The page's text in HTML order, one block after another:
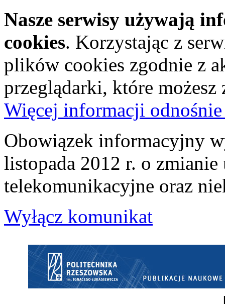
Nasze serwisy używają
cookies. Korzystając z
plików cookies zgodnie z
przeglądarki, które
Więcej informacji
Obowiązek informacyjny
listopada 2012 r. o zmianie
telekomunikacyjne oraz
Wyłącz komunikat